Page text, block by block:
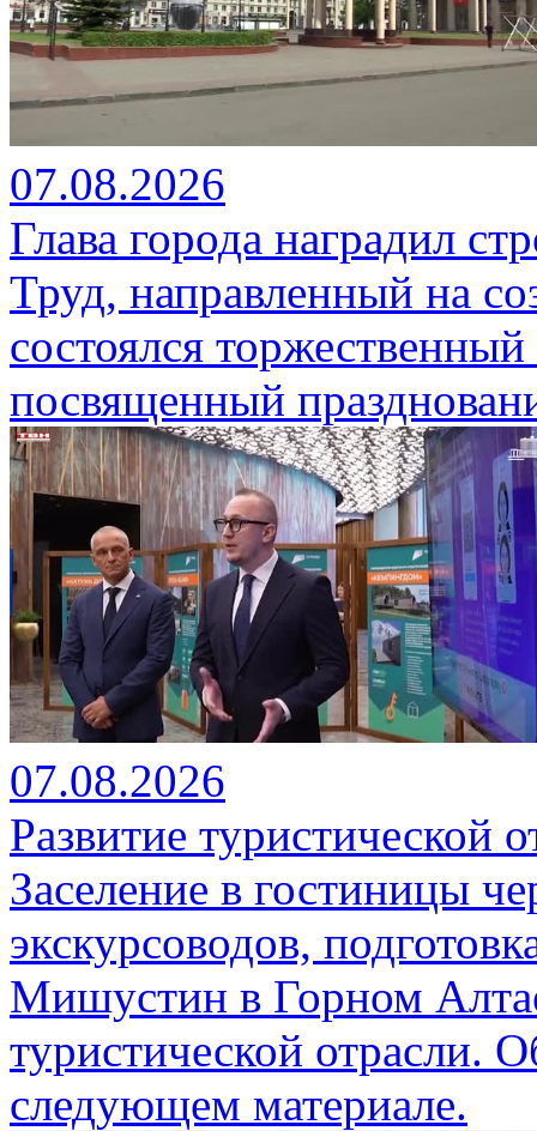
07.08.2026
Глава города наградил
Труд, направленный на
состоялся
посвященный
07.08.2026
Развитие туристической
Заселение в гостиницы
экскурсоводов,
Мишустин в Горном
туристической отрасли.
следующем материале.